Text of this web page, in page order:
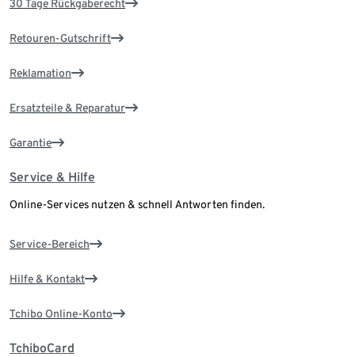
30 Tage Rückgaberecht
Retouren-Gutschrift
Reklamation
Ersatzteile & Reparatur
Garantie
Service & Hilfe
Online-Services nutzen & schnell Antworten finden.
Service-Bereich
Hilfe & Kontakt
Tchibo Online-Konto
TchiboCard